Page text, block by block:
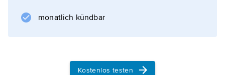
monatlich kündbar
Kostenlos testen